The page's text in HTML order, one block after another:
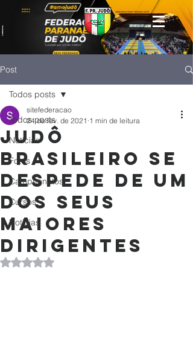
Post
Todos posts
Notícias
Fotos
Campeonatos
Cursos
Noticias
Todos posts
Judô
brasileiro se
despede de um
dos seus
maiores
dirigentes
sitefederacao
24 de fev. de 2021 1 min de leitura
Avaliado com NaN de 5 estrelas.